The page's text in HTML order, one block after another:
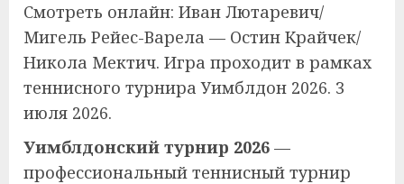
Смотреть онлайн: Иван Лютаревич/
Мигель Рейес-Варела — Остин Крайчек/
Никола Мектич. Игра проходит в рамках
теннисного турнира Уимблдон 2026. 3
июля 2026.
Уимблдонский турнир 2026 —
профессиональный теннисный турнир